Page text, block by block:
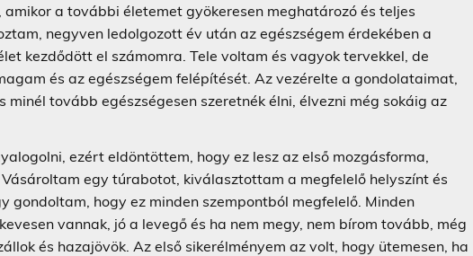
a további életemet gyökeresen meghatározó és teljes
negyven ledolgozott év után az egészségem érdekében a
kezdődött el számomra. Tele voltam és vagyok tervekkel, de
és az egészségem felépítését. Az vezérelte a gondolataimat,
minél tovább egészségesen szeretnék élni, élvezni még sokáig az
ezért eldöntöttem, hogy ez lesz az első mozgásforma,
egy túrabotot, kiválasztottam a megfelelő helyszínt és
gondoltam, hogy ez minden szempontból megfelelő. Minden
vannak, jó a levegő és ha nem megy, nem bírom tovább, még
és hazajövök. Az első sikerélményem az volt, hogy ütemesen, ha